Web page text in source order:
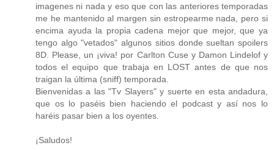
imagenes ni nada y eso que con las anteriores temporadas
me he mantenido al margen sin estropearme nada, pero si
encima ayuda la propia cadena mejor que mejor, que ya
tengo algo "vetados" algunos sitios donde sueltan spoilers
8D. Please, un ¡viva! por Carlton Cuse y Damon Lindelof y
todos el equipo que trabaja en LOST antes de que nos
traigan la última (sniff) temporada.
Bienvenidas a las "Tv Slayers" y suerte en esta andadura,
que os lo paséis bien haciendo el podcast y así nos lo
haréis pasar bien a los oyentes.
¡Saludos!